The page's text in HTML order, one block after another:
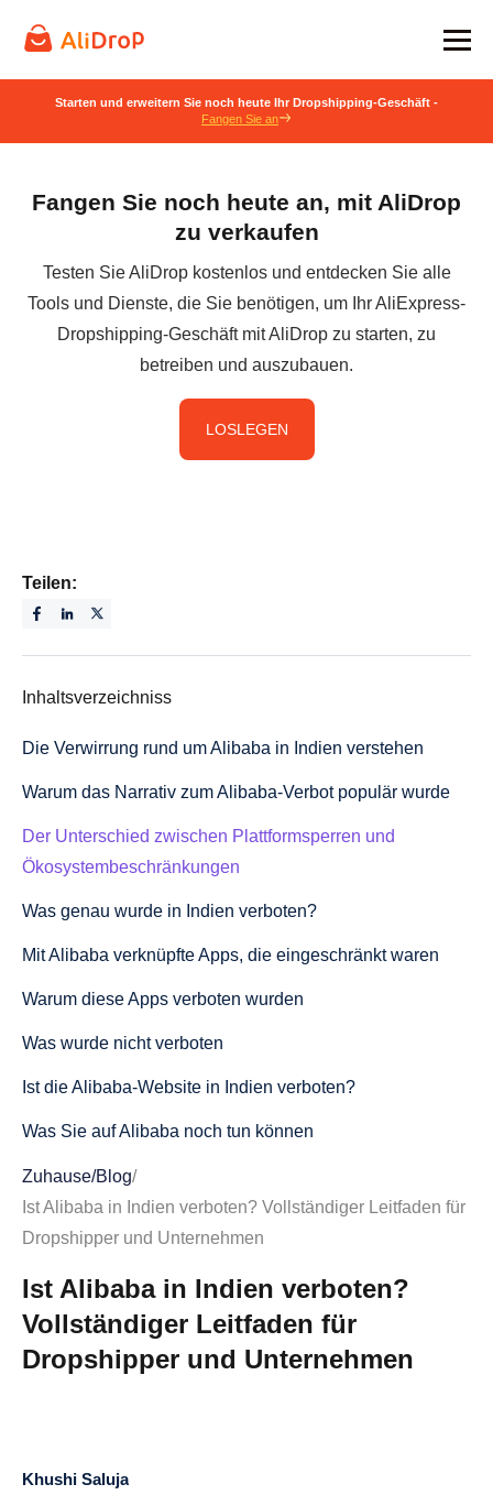
Starten und erweitern Sie noch heute Ihr Dropshipping-Geschäft -
Fangen Sie an
Fangen Sie noch heute an, mit AliDrop
zu verkaufen
Testen Sie AliDrop kostenlos und entdecken Sie alle
Tools und Dienste, die Sie benötigen, um Ihr AliExpress-
Dropshipping-Geschäft mit AliDrop zu starten, zu
betreiben und auszubauen.
LOSLEGEN
Teilen:
Inhaltsverzeichniss
Die Verwirrung rund um Alibaba in Indien verstehen
Warum das Narrativ zum Alibaba-Verbot populär wurde
Der Unterschied zwischen Plattformsperren und
Ökosystembeschränkungen
Was genau wurde in Indien verboten?
Mit Alibaba verknüpfte Apps, die eingeschränkt waren
Warum diese Apps verboten wurden
Was wurde nicht verboten
Ist die Alibaba-Website in Indien verboten?
Was Sie auf Alibaba noch tun können
Warum die Website zugänglich bleibt
Der Unterschied zwischen Alibaba und AliExpress
Warum dieser Unterschied wichtig ist
Zusammenarbeit
Zuhause/Blog/
Ist Alibaba in Indien verboten? Vollständiger Leitfaden für
Dropshipper und Unternehmen
Ist Alibaba in Indien verboten?
Vollständiger Leitfaden für
Dropshipper und Unternehmen
Khushi Saluja